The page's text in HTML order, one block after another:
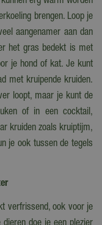
brengen. Loop je
aangenamer aan dan
het gras bedekt is met
je hond of kat. Je kunt
met kruipende kruiden.
loopt, maar je kunt de
of in een cocktail,
kruiden zoals kruiptijm,
je ook tussen de tegels
verfrissend, ook voor je